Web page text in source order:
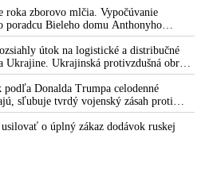
roka zborovo mlčia. Vypočúvanie
poradcu Bieleho domu Anthonyho
Senátu väčšina médií ignorovala
útok na logistické a distribučné
Ukrajine. Ukrajinská protivzdušná obrana
útoku na Kyjev a jeho okolie
Donalda Trumpa celodenné
sľubuje tvrdý vojenský zásah proti
o úplný zákaz dodávok ruskej